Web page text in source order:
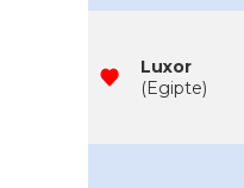
Luxor
(Egipte)